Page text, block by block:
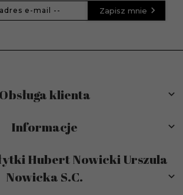
Zapisz mnie
Obsługa klienta
Informacje
Hubert Nowicki Urszula
Nowicka S.C.